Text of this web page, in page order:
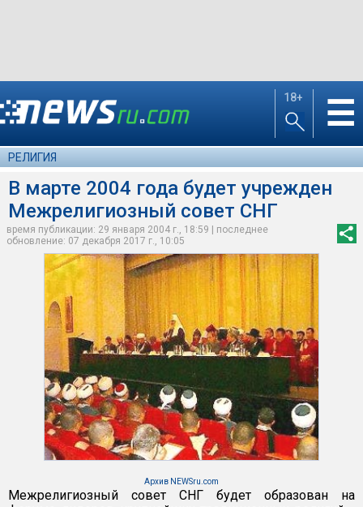
18+ ☰
РЕЛИГИЯ
В марте 2004 года будет учрежден
Межрелигиозный совет СНГ
время публикации: 29 января 2004 г., 18:59 | последнее
обновление: 07 декабря 2017 г., 10:05
Архив NEWSru.com
Межрелигиозный совет СНГ будет образован на